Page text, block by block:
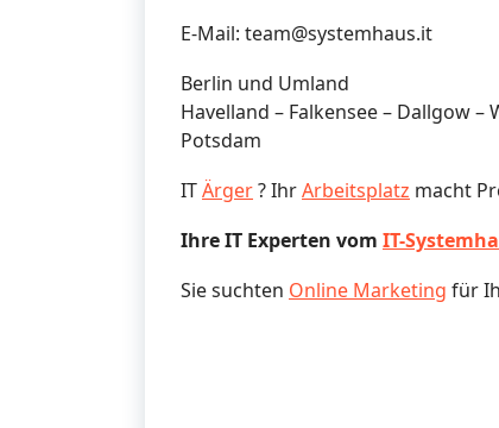
E-Mail: team@systemhaus.it
Berlin und Umland
Havelland – Falkensee – Dallgow –
Potsdam
ITÄrger? IhrArbeitsplatz macht
Ihre IT Experten vom IT-
Sie suchten Online Marketing für